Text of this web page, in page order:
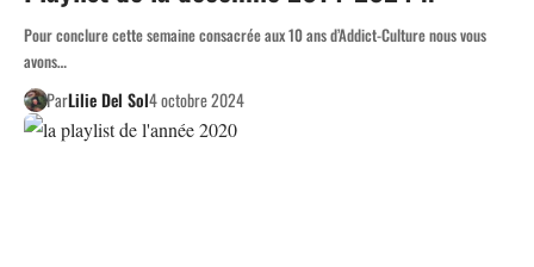
Pour conclure cette semaine consacrée aux 10 ans d’Addict-Culture nous vous
avons…
ParLilie Del Sol4 octobre 2024